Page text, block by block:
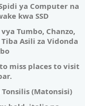
ya Computer na
kwa SSD
Tumbo, Chanzo,
Asili za Vidonda
miss places to visit
Tonsilis (Matonsisi)